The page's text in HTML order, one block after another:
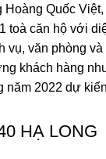
Quốc
toà căn hộ với
vụ, văn phòng
khách hàng
2022 dự
HẠ LONG